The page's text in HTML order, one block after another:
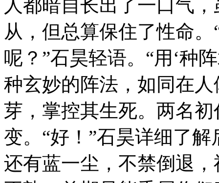
人都暗自长出了一口气
从，但总算保住了性命
呢？”石昊轻语。“用‘种
种玄妙的阵法，如同在
芽，掌控其生死。两名
变。“好！”石昊详细了
还有蓝一尘，不禁倒退